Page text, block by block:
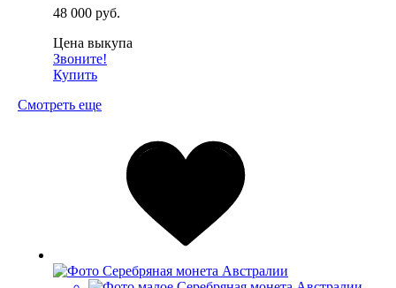
48 000 руб.
Цена выкупа
Звоните!
Купить
Смотреть еще